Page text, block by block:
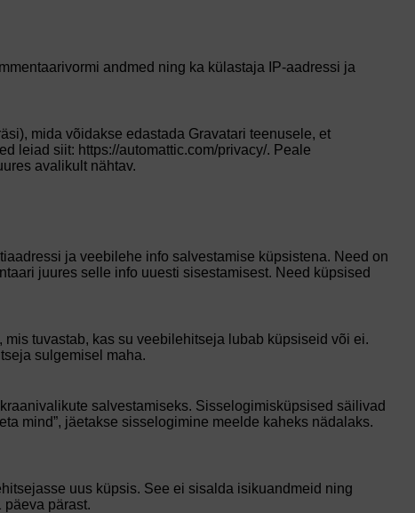
andmed ning ka külastaja IP-aadressi ja
mida võidakse edastada Gravatari teenusele, et
leiad siit: https://automattic.com/privacy/. Peale
avalikult nähtav.
ja veebilehe info salvestamise küpsistena. Need on
juures selle info uuesti sisestamisest. Need küpsised
tuvastab, kas su veebilehitseja lubab küpsiseid või ei.
sulgemisel maha.
salvestamiseks. Sisselogimisküpsised säilivad
mind”, jäetakse sisselogimine meelde kaheks nädalaks.
uus küpsis. See ei sisalda isikuandmeid ning
päeva pärast.